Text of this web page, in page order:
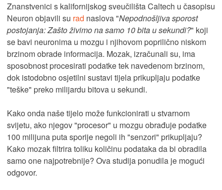
Znanstvenici s kalifornijskog sveučilišta Caltech u časopisu
Neuron objavili su rad naslova "Nepodnošljiva sporost
postojanja: Zašto živimo na samo 10 bita u sekundi?" koji
se bavi neuronima u mozgu i njihovom poprilično niskom
brzinom obrade informacija. Mozak, izračunali su, ima
sposobnost procesirati podatke tek navedenom brzinom,
dok istodobno osjetilni sustavi tijela prikupljaju podatke
"teške" preko milijardu bitova u sekundi.
Kako onda naše tijelo može funkcionirati u stvarnom
svijetu, ako njegov "procesor" u mozgu obrađuje podatke
100 milijuna puta sporije negoli ih "senzori" prikupljaju?
Kako mozak filtrira toliku količinu podataka da bi obradila
samo one najpotrebnije? Ova studija ponudila je mogući
odgovor.